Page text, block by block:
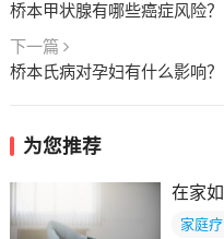
桥本甲状腺有哪些癌症风险？
下一篇
桥本氏病对孕妇有什么影响？
为您推荐
在家
家庭